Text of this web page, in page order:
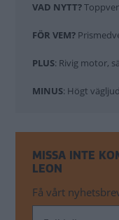
VAD NYTT?
FÖR VEM?
PLUS: Rivig motor,
MINUS: Högt
MISSA INTE
LEON
Få vårt